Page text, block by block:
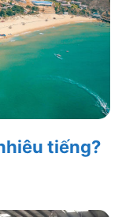
tiếng?